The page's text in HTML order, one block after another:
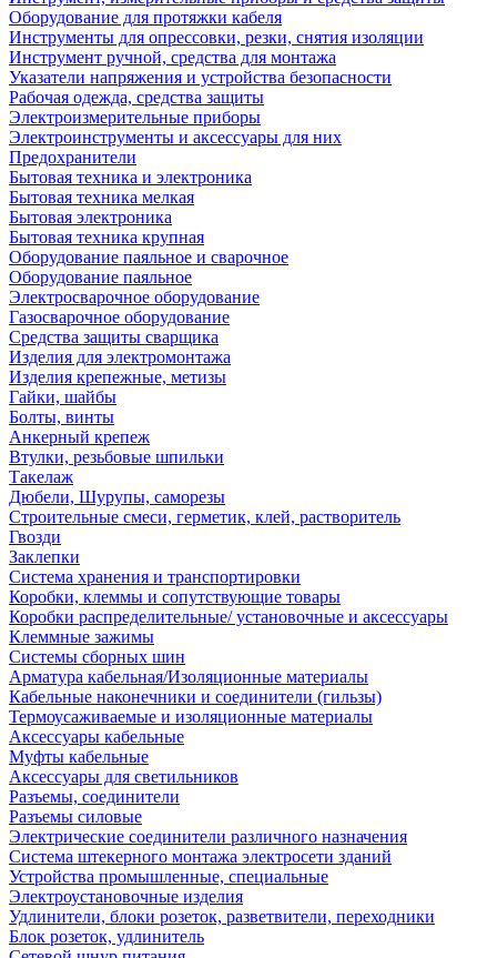
Оборудование для протяжки кабеля
Инструменты для опрессовки, резки, снятия изоляции
Инструмент ручной, средства для монтажа
Указатели напряжения и устройства безопасности
Рабочая одежда, средства защиты
Электроизмерительные приборы
Электроинструменты и аксессуары для них
Предохранители
Бытовая техника и электроника
Бытовая техника мелкая
Бытовая электроника
Бытовая техника крупная
Оборудование паяльное и сварочное
Оборудование паяльное
Электросварочное оборудование
Газосварочное оборудование
Средства защиты сварщика
Изделия для электромонтажа
Изделия крепежные, метизы
Гайки, шайбы
Болты, винты
Анкерный крепеж
Втулки, резьбовые шпильки
Такелаж
Дюбели, Шурупы, саморезы
Строительные смеси, герметик, клей, растворитель
Гвозди
Заклепки
Система хранения и транспортировки
Коробки, клеммы и сопутствующие товары
Коробки распределительные/ установочные и аксессуары
Клеммные зажимы
Системы сборных шин
Арматура кабельная/Изоляционные материалы
Кабельные наконечники и соединители (гильзы)
Термоусаживаемые и изоляционные материалы
Аксессуары кабельные
Муфты кабельные
Аксессуары для светильников
Разъемы, соединители
Разъемы силовые
Электрические соединители различного назначения
Система штекерного монтажа электросети зданий
Устройства промышленные, специальные
Электроустановочные изделия
Удлинители, блоки розеток, разветвители, переходники
Блок розеток, удлинитель